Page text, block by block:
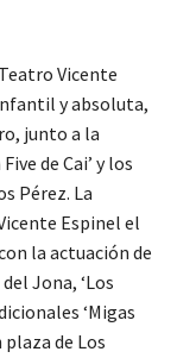
Vicente
y absoluta,
junto a la
de Cai’ y los
Pérez. La
Espinel el
la actuación de
Jona, ‘Los
‘Migas
plaza de Los